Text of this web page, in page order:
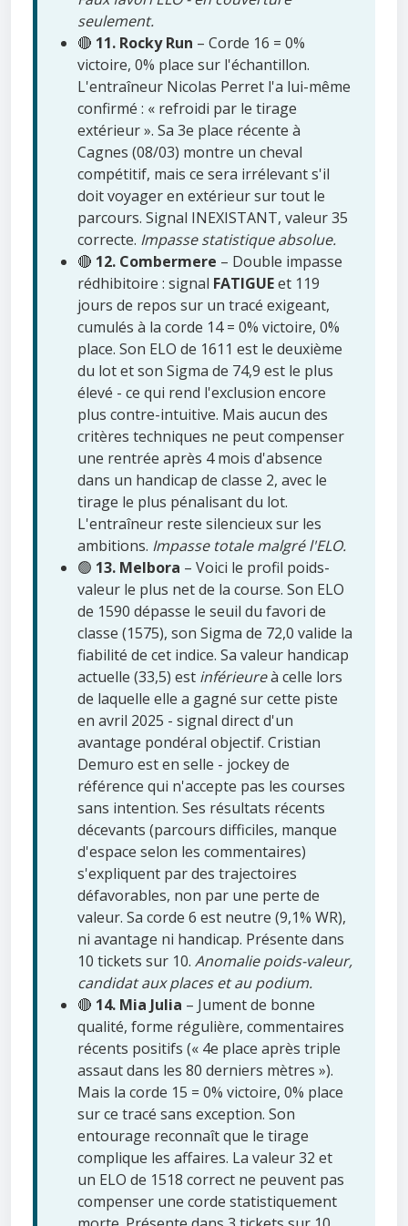
seulement.
🔴 11. Rocky Run – Corde 16 = 0%
victoire, 0% place sur l'échantillon.
L'entraîneur Nicolas Perret l'a lui-même
confirmé : « refroidi par le tirage
extérieur ». Sa 3e place récente à
Cagnes (08/03) montre un cheval
compétitif, mais ce sera irrélevant s'il
doit voyager en extérieur sur tout le
parcours. Signal INEXISTANT, valeur 35
correcte. Impasse statistique absolue.
🔴 12. Combermere – Double impasse
rédhibitoire : signal FATIGUEet 119
jours de repos sur un tracé exigeant,
cumulés à la corde 14 = 0% victoire, 0%
place. Son ELO de 1611 est le deuxième
du lot et son Sigma de 74,9 est le plus
élevé - ce qui rend l'exclusion encore
plus contre-intuitive. Mais aucun des
critères techniques ne peut compenser
une rentrée après 4 mois d'absence
dans un handicap de classe 2, avec le
tirage le plus pénalisant du lot.
L'entraîneur reste silencieux sur les
ambitions. Impasse totale malgré l'ELO.
🟢 13. Melbora – Voici le profil poids-
valeur le plus net de la course. Son ELO
de 1590 dépasse le seuil du favori de
classe (1575), son Sigma de 72,0 valide la
fiabilité de cet indice. Sa valeur handicap
actuelle (33,5) est inférieureà celle lors
de laquelle elle a gagné sur cette piste
en avril 2025 - signal direct d'un
avantage pondéral objectif. Cristian
Demuro est en selle - jockey de
référence qui n'accepte pas les courses
sans intention. Ses résultats récents
décevants (parcours difficiles, manque
d'espace selon les commentaires)
s'expliquent par des trajectoires
défavorables, non par une perte de
valeur. Sa corde 6 est neutre (9,1% WR),
ni avantage ni handicap. Présente dans
10 tickets sur 10. Anomalie poids-valeur,
candidat aux places et au podium.
🔴 14. Mia Julia – Jument de bonne
qualité, forme régulière, commentaires
récents positifs (« 4e place après triple
assaut dans les 80 derniers mètres »).
Mais la corde 15 = 0% victoire, 0% place
sur ce tracé sans exception. Son
entourage reconnaît que le tirage
complique les affaires. La valeur 32 et
un ELO de 1518 correct ne peuvent pas
compenser une corde statistiquement